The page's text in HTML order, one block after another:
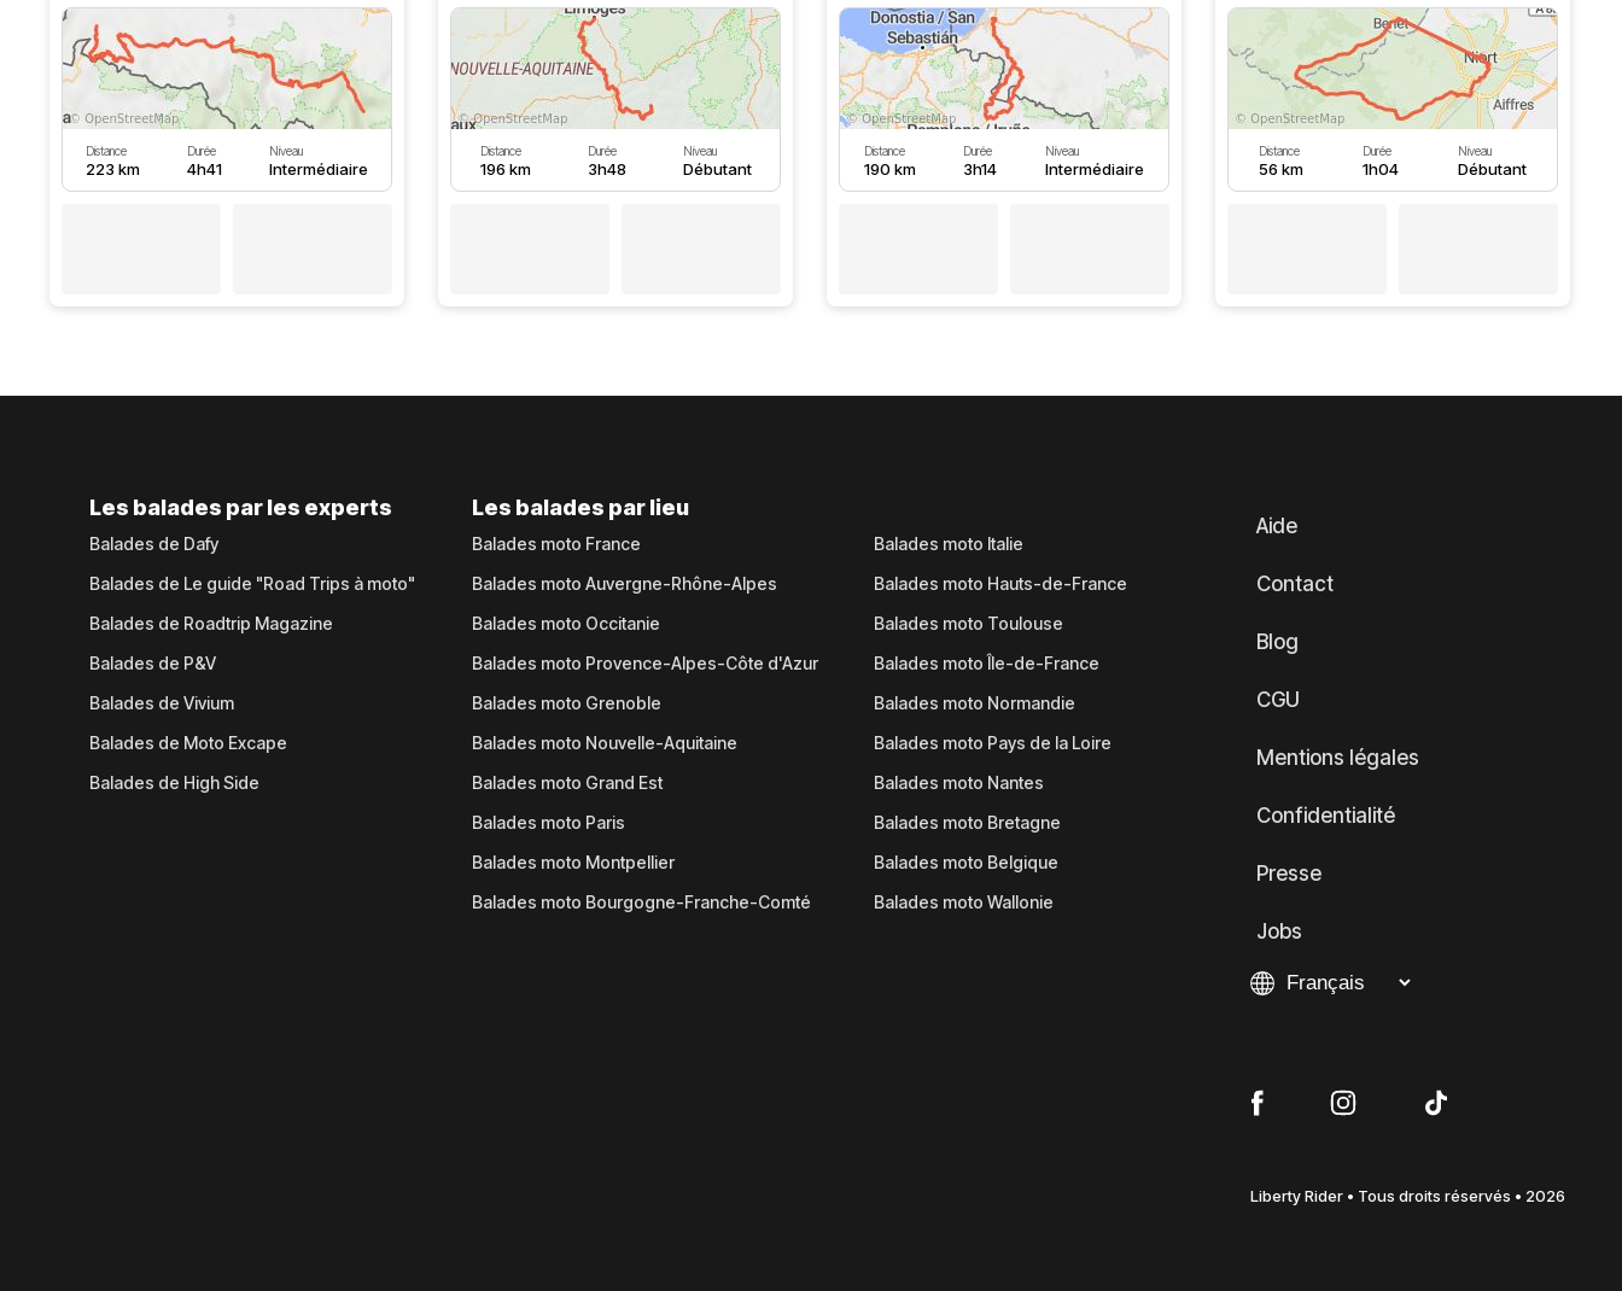
Distance
223 km
Durée
4h41
Niveau
Intermédiaire
Distance
196 km
Durée
3h48
Niveau
Débutant
Distance
190 km
Durée
3h14
Niveau
Intermédiaire
Distance
56 km
Durée
1h04
Niveau
Débutant
Les balades par les experts
Balades de Dafy
Balades de Le guide "Road Trips à moto"
Balades de Roadtrip Magazine
Balades de P&V
Balades de Vivium
Balades de Moto Excape
Balades de High Side
Les balades par lieu
Balades moto France
Balades moto Auvergne-Rhône-Alpes
Balades moto Occitanie
Balades moto Provence-Alpes-Côte d'Azur
Balades moto Grenoble
Balades moto Nouvelle-Aquitaine
Balades moto Grand Est
Balades moto Paris
Balades moto Montpellier
Balades moto Bourgogne-Franche-Comté
Balades moto Italie
Balades moto Hauts-de-France
Balades moto Toulouse
Balades moto Île-de-France
Balades moto Normandie
Balades moto Pays de la Loire
Balades moto Nantes
Balades moto Bretagne
Balades moto Belgique
Balades moto Wallonie
Aide
Contact
Blog
CGU
Mentions légales
Confidentialité
Presse
Jobs
Liberty Rider • Tous droits réservés • 2026